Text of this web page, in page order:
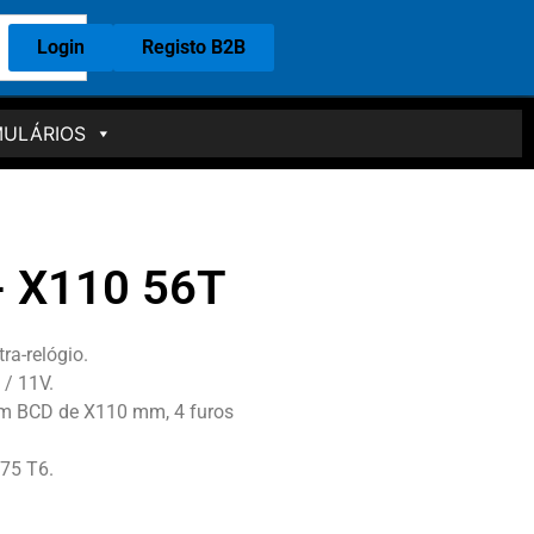
Login Registo B2B
X110 56T
relógio.
11V.
BCD de X110 mm, 4 furos
T6.